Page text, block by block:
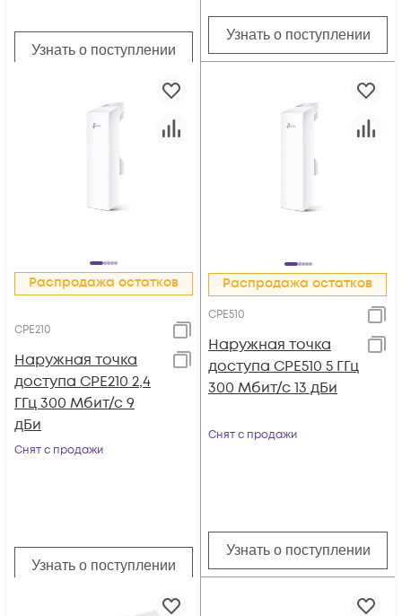
Узнать о поступлении
Узнать о поступлении
Распродажа остатков
CPE210
Наружная точка
доступа CPE210 2,4
ГГц 300 Мбит/с 9
дБи
Снят с продажи
Узнать о поступлении
Распродажа остатков
CPE510
Наружная точка
доступа CPE510 5 ГГц
300 Мбит/с 13 дБи
Снят с продажи
Узнать о поступлении